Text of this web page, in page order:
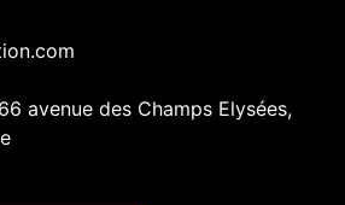
avenue des Champs Elysées,